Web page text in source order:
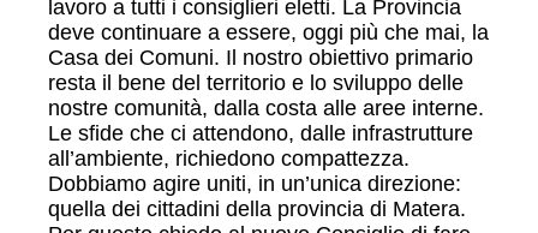
lavoro a tutti i consiglieri eletti. La Provincia
deve continuare a essere, oggi più che mai, la
Casa dei Comuni. Il nostro obiettivo primario
resta il bene del territorio e lo sviluppo delle
nostre comunità, dalla costa alle aree interne.
Le sfide che ci attendono, dalle infrastrutture
all’ambiente, richiedono compattezza.
Dobbiamo agire uniti, in un’unica direzione:
quella dei cittadini della provincia di Matera.